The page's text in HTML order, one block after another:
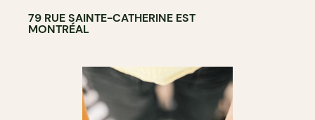
79 RUE SAINTE-CATHERINE EST
MONTRÉAL